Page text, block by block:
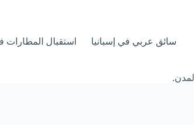
سائق عربي في إسبانيا استقبال المطارات